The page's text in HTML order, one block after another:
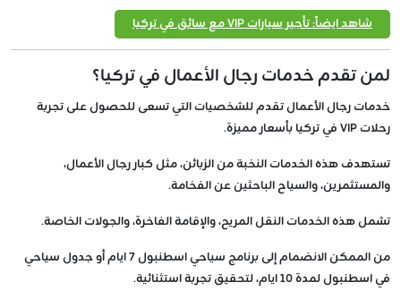
شاهد ايضاً: تأجير سيارات VIP مع سائق في تركيا
لمن تقدم خدمات رجال الأعمال في تركيا؟
خدمات رجال الأعمال تقدم للشخصيات التي تسعى للحصول على تجربة
رحلات VIP في تركيا بأسعار مميزة.
تستهدف هذه الخدمات النخبة من الزبائن، مثل كبار رجال الأعمال،
والمستثمرين، والسياح الباحثين عن الفخامة.
تشمل هذه الخدمات النقل المريح، والإقامة الفاخرة، والجولات الخاصة.
من الممكن الانضمام إلى برنامج سياحي اسطنبول 7 ايام أو جدول سياحي
في اسطنبول لمدة 10 ايام، لتحقيق تجربة استثنائية.